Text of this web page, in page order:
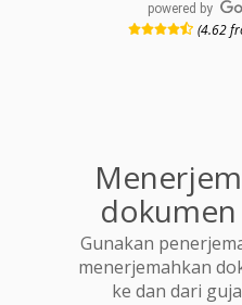
powered by
(4.62
Gunakan
menerjemahkan
ke dan dari